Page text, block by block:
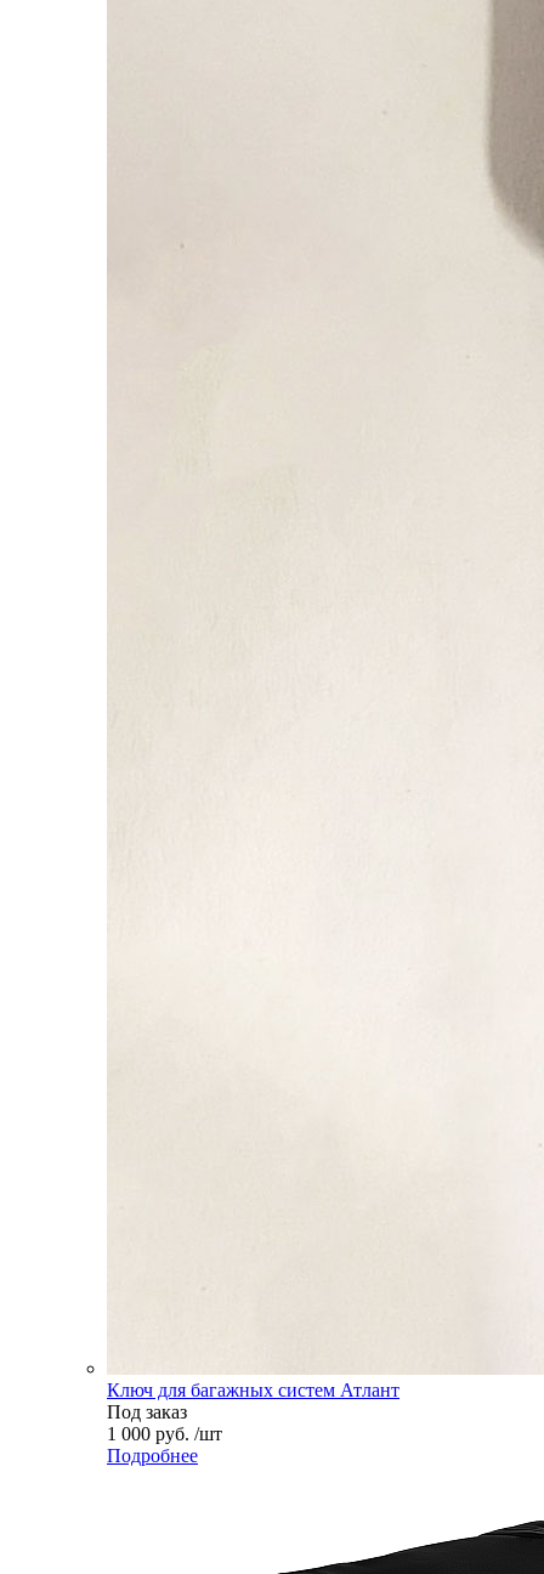
Ключ для багажных систем Атлант
Под заказ
1 000 руб. /шт
Подробнее